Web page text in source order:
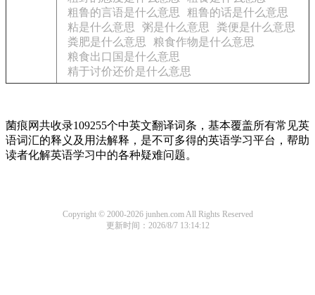
粗鲁的言语是什么意思
粗鲁的话是什么意思
粘是什么意思
粥是什么意思
粪便是什么意思
粪肥是什么意思
粮食作物是什么意思
粮食出口国是什么意思
精于讨价还价是什么意思
菌痕网共收录109255个中英文翻译词条，基本覆盖所有常见英
语词汇的释义及用法解释，是不可多得的英语学习平台，帮助
读者化解英语学习中的各种疑难问题。
Copyright © 2000-2026 junhen.com All Rights Reserved
更新时间：2026/8/7 13:14:12